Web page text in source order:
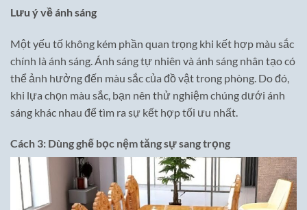
Lưu ý về ánh sáng
Một yếu tố không kém phần quan trọng khi kết hợp màu sắc
chính là ánh sáng. Ánh sáng tự nhiên và ánh sáng nhân tạo có
thể ảnh hưởng đến màu sắc của đồ vật trong phòng. Do đó,
khi lựa chọn màu sắc, bạn nên thử nghiệm chúng dưới ánh
sáng khác nhau để tìm ra sự kết hợp tối ưu nhất.
Cách 3: Dùng ghế bọc nệm tăng sự sang trọng